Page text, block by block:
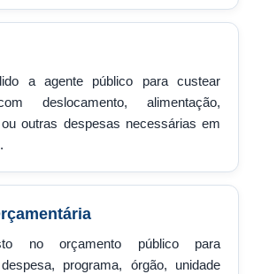
a agente público para custear
deslocamento, alimentação,
outras despesas necessárias em
no orçamento público para
programa, órgão, unidade